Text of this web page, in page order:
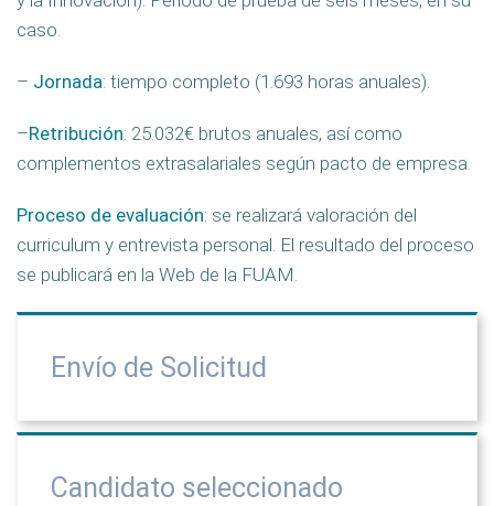
caso.
– Jornada: tiempo completo (1.693 horas anuales).
–Retribución: 25.032€ brutos anuales, así como
complementos extrasalariales según pacto de empresa.
Proceso de evaluación: se realizará valoración del
curriculum y entrevista personal. El resultado del proceso
se publicará en la Web de la FUAM.
Envío de Solicitud
Candidato seleccionado